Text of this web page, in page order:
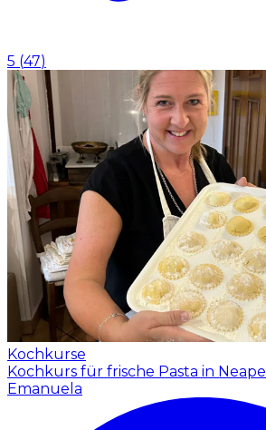
5 (47)
Kochkurse
Kochkurs für frische Pasta in Neapel
Emanuela